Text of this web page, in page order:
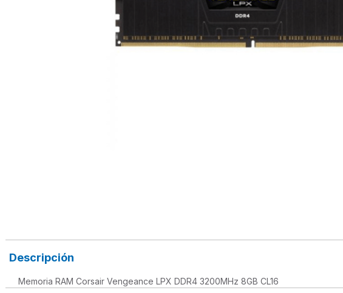
Descripción
Memoria RAM Corsair Vengeance LPX DDR4 3200MHz 8GB CL16